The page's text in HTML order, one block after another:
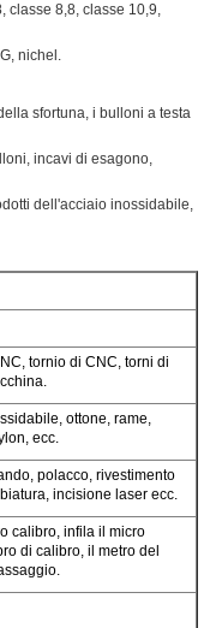
classe 8,8, classe 10,9,
nichel.
sfortuna, i bulloni a testa
incavi di esagono,
dell'acciaio inossidabile,
tornio di CNC, torni di
ottone, rame,
ecc.
polacco, rivestimento
incisione laser ecc.
calibro, infila il micro
di calibro, il metro del